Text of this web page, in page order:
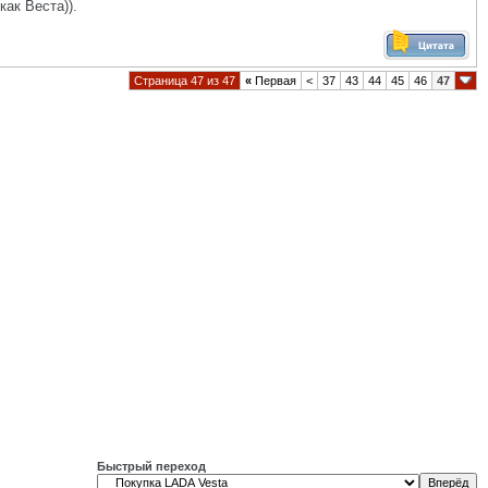
Веста)).
Страница 47 из 47 « Первая < 37 43 44 45 46 47
Быстрый переход